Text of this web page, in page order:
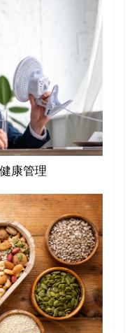
康管理